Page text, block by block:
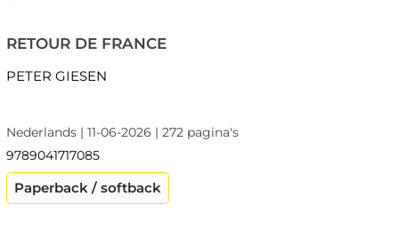
RETOUR DE FRANCE
PETER GIESEN
Nederlands | 11-06-2026 | 272 pagina's
9789041717085
Paperback / softback